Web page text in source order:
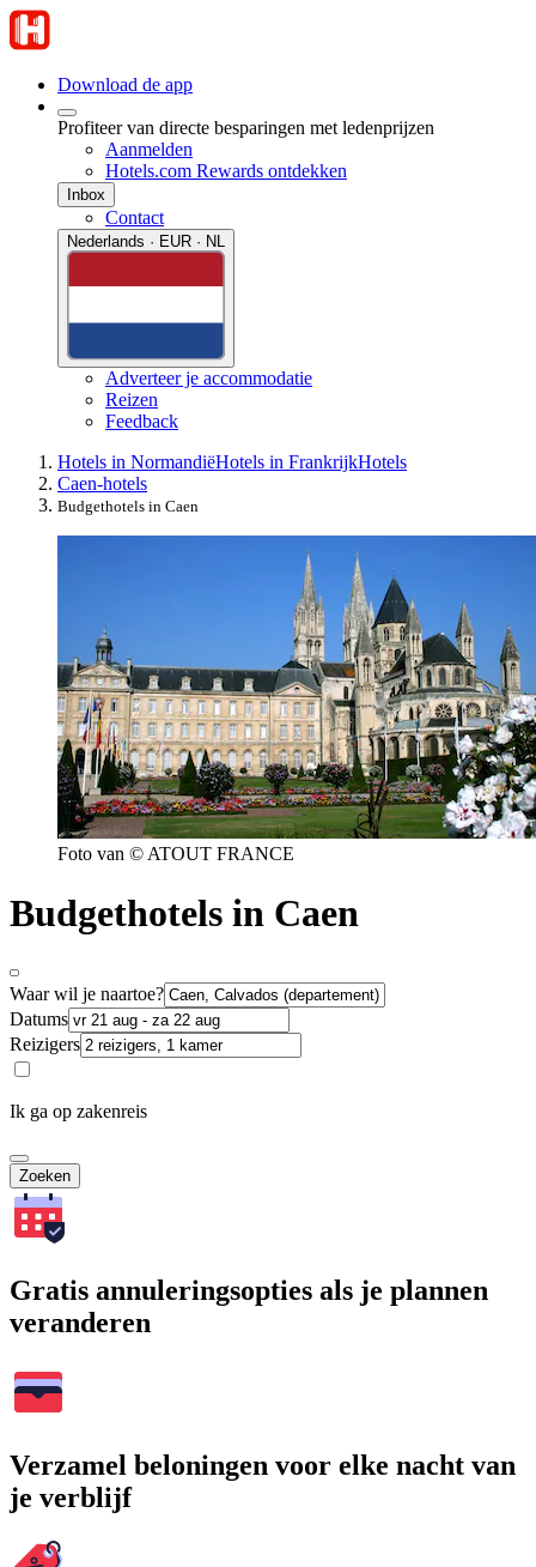
Download de app
Profiteer van directe besparingen met ledenprijzen
Aanmelden
Hotels.com Rewards ontdekken
Inbox
Contact
Nederlands · EUR · NL
Adverteer je accommodatie
Reizen
Feedback
Hotels in NormandiëHotels in FrankrijkHotels
Caen-hotels
Budgethotels in Caen
Foto van © ATOUT FRANCE
Budgethotels in Caen
Waar wil je naartoe?
Datums
Reizigers
Ik ga op zakenreis
Zoeken
Gratis annuleringsopties als je plannen
veranderen
Verzamel beloningen voor elke nacht van
je verblijf